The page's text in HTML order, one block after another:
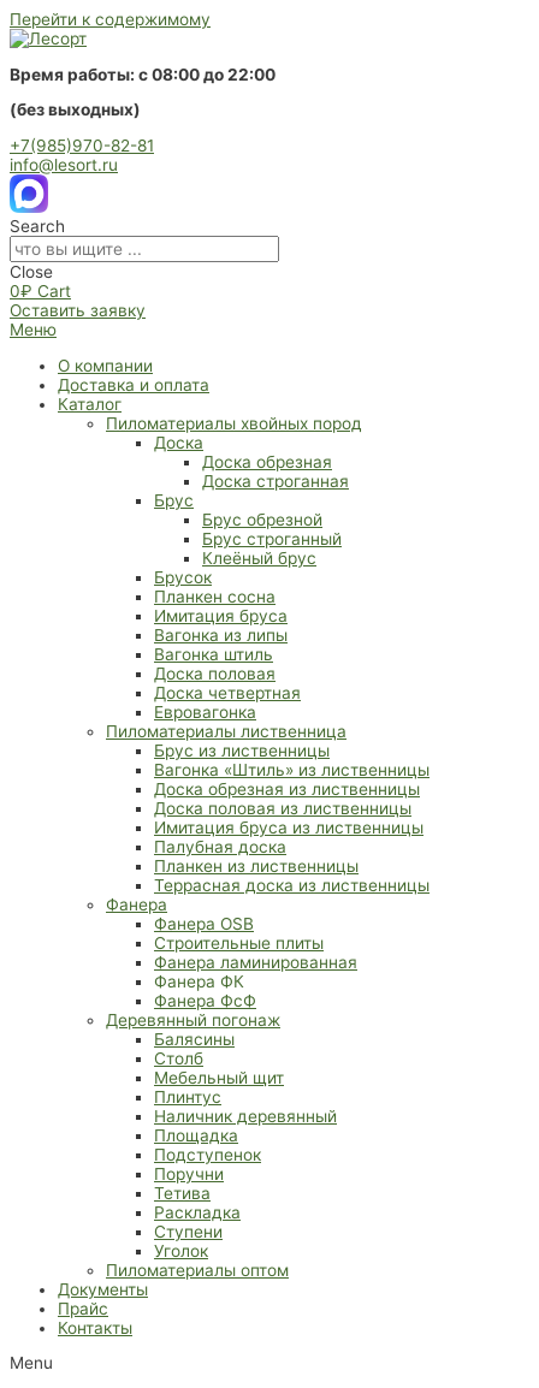
Перейти к содержимому
Время работы: с 08:00 до 22:00
(без выходных)
+7(985)970-82-81
info@lesort.ru
Search
Close
0₽ Cart
Оставить заявку
Меню
О компании
Доставка и оплата
Каталог
Пиломатериалы хвойных пород
Доска
Доска обрезная
Доска строганная
Брус
Брус обрезной
Брус строганный
Клеёный брус
Брусок
Планкен сосна
Имитация бруса
Вагонка из липы
Вагонка штиль
Доска половая
Доска четвертная
Евровагонка
Пиломатериалы лиственница
Брус из лиственницы
Вагонка «Штиль» из лиственницы
Доска обрезная из лиственницы
Доска половая из лиственницы
Имитация бруса из лиственницы
Палубная доска
Планкен из лиственницы
Террасная доска из лиственницы
Фанера
Фанера OSB
Строительные плиты
Фанера ламинированная
Фанера ФК
Фанера ФсФ
Деревянный погонаж
Балясины
Столб
Мебельный щит
Плинтус
Наличник деревянный
Площадка
Подступенок
Поручни
Тетива
Раскладка
Ступени
Уголок
Пиломатериалы оптом
Документы
Прайс
Контакты
Menu